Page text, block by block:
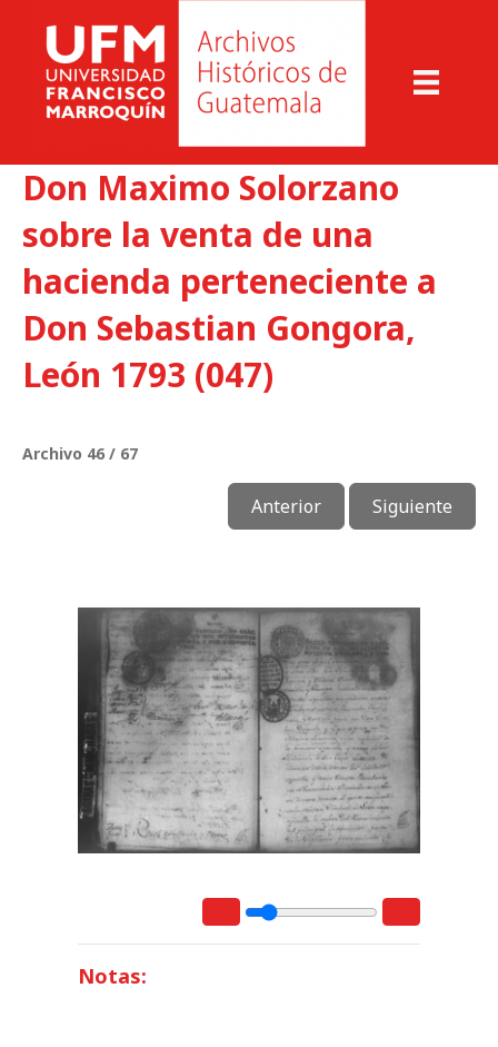
Don Maximo Solorzano
sobre la venta de una
hacienda perteneciente a
Don Sebastian Gongora,
León 1793 (047)
Archivo 46 / 67
Anterior Siguiente
Notas: